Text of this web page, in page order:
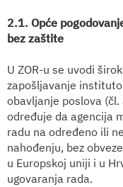
2.1. Opće
bez zaštite
U ZOR-u se uvodi
zapošljavanje
obavljanje poslova
određuje da agencija
radu na određeno ili
nahođenju, bez
u Europskoj uniji i u
ugovaranja rada.